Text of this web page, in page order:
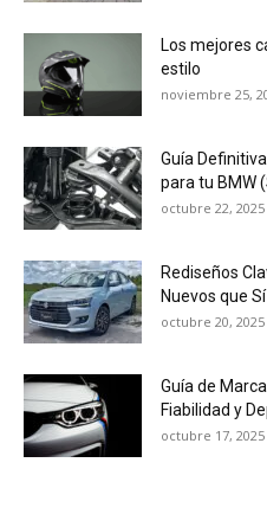
Los mejores
estilo
noviembre 25,
Guía
para tu BMW
octubre 22, 2025
Rediseños
Nuevos que Sí
octubre 20, 2025
Guía de
Fiabilidad y
octubre 17, 2025